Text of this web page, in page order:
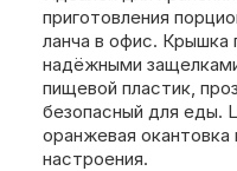
приготовления
ланча в офис. Крышка
надёжными
пищевой пластик,
безопасный для еды.
оранжевая
настроения.